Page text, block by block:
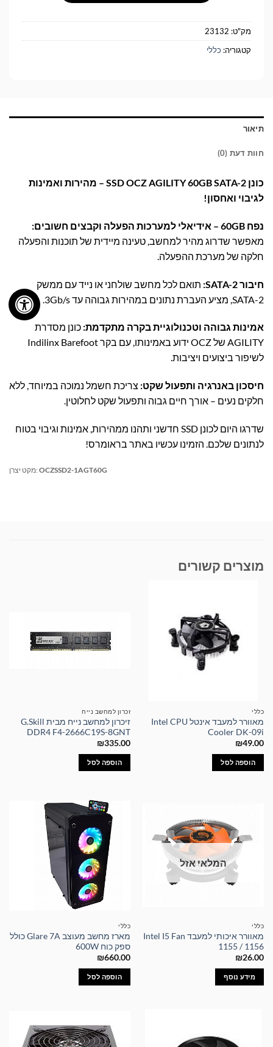
מק"ט: 23132
קטגוריה: כללי
תיאור
חוות דעת (0)
כונן SSD OCZ AGILITY 60GB SATA-2 – מהירות ואמינות
לגיבוי ואחסון!
נפח 60GB – אידיאלי למערכות הפעלה וקבצים חשובים:
מאפשר שדרוג מהיר למחשב, טעינה מיידית של תוכנות והפעלה
חלקה של מערכת ההפעלה.
חיבור SATA-2:
תואם לכל מחשב שולחני או נייד עם ממשק
SATA-2, מציע העברת נתונים במהירות גבוהה עד 3Gb/s.
אמינות גבוהה וטכנולוגיית בקרה מתקדמת: כונן מסדרת
AGILITY של OCZ ידוע באמינותו, עם בקר Indilinx Barefoot
לשיפור ביצועים ויציבות.
חיסכון באנרגיה ותפעול שקט: צריכת חשמל נמוכה במיוחד, ללא
חלקים נעים – אורך חיים גבוה ותפעול שקט לחלוטין.
שדרגו היום לכונן SSD חדשני ותהנו ממהירות, אמינות וגיבוי בטוח
לנתונים שלכם. הזמינו עכשיו באתר בראומרס!
מקט יצרן: OCZSSD2-1AGT60G
מוצרים קשורים
כללי
מאוורר למעבד אינטל Intel CPU
Cooler DK-09i
₪49.00
הוספה לסל
זכרון למחשב נייח
זיכרון למחשב נייח מבית G.Skill
DDR4 F4-2666C19S-8GNT
₪335.00
הוספה לסל
המלאי אזל
כללי
מאוורר איכותי למעבד Intel I5 Fan
1155 / 1156
₪26.00
מידע נוסף
כללי
מארז מחשב מעוצב Glare 7A כולל
ספק כוח 600W
₪660.00
הוספה לסל